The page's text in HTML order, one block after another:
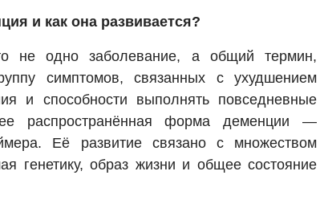
и как она развивается?
не одно заболевание, а общий термин,
симптомов, связанных с ухудшением
и способности выполнять повседневные
распространённая форма деменции —
Её развитие связано с множеством
генетику, образ жизни и общее состояние